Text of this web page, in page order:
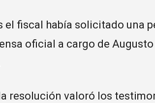
el fiscal había solicitado una
oficial a cargo de Augusto
resolución valoró los